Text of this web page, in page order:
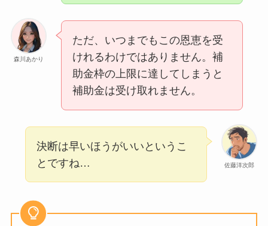
森川あかり
ただ、いつまでもこの恩恵を受
けれるわけではありません。補
助金枠の上限に達してしまうと
補助金は受け取れません。
佐藤洋次郎
決断は早いほうがいいというこ
とですね…